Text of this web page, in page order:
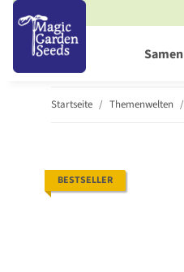
Samen
Startseite Themenwelten
BESTSELLER